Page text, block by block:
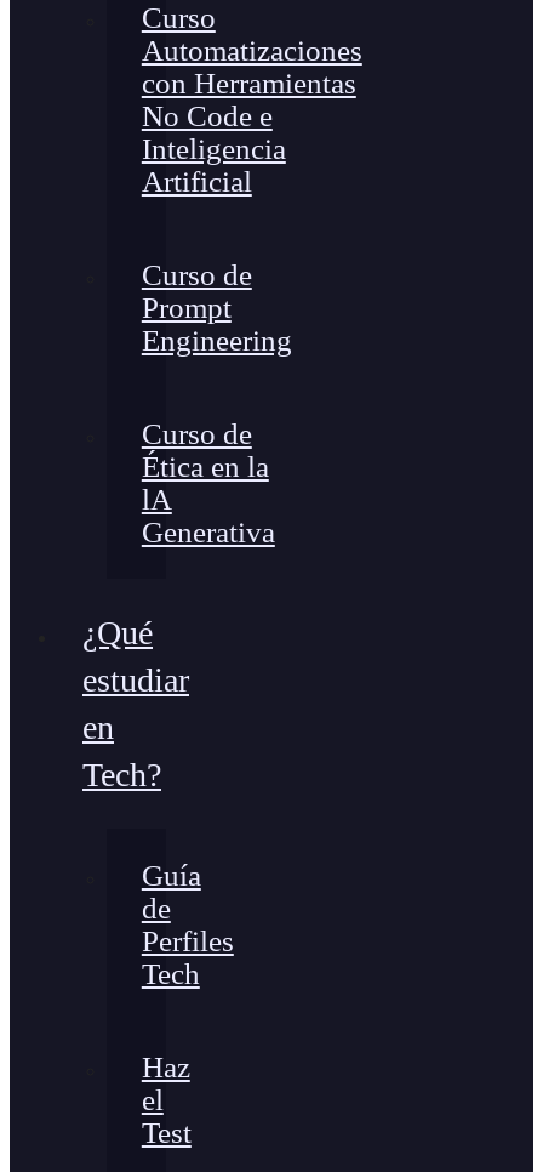
Curso
Automatizaciones
con Herramientas
No Code e
Inteligencia
Artificial
Curso de
Prompt
Engineering
Curso de
Ética en la
lA
Generativa
¿Qué
estudiar
en
Tech?
Guía
de
Perfiles
Tech
Haz
el
Test